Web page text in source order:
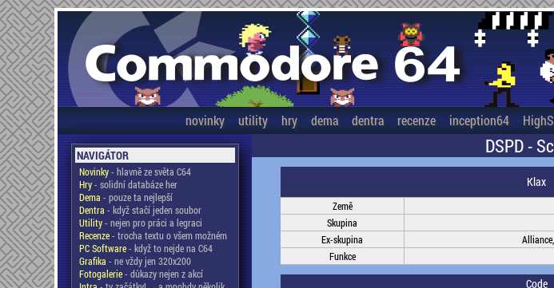
novinky utility hry dema dentra recenze inception64
NAVIGÁTOR
Novinky- hlavně ze světa C64
Hry- solidní databáze her
Dema - pouze ta nejlepší
Dentra - když stačí jeden soubor
Utility- nejen pro práci a legraci
Recenze- trocha textu o všem možném
PC Software- když to nejde na C64
Grafika - ne vždy jen 320x200
Fotogalerie- důkazy nejen z akcí
DSPD -
Klax
Země
Skupina
Ex-skupina
Funkce
Code